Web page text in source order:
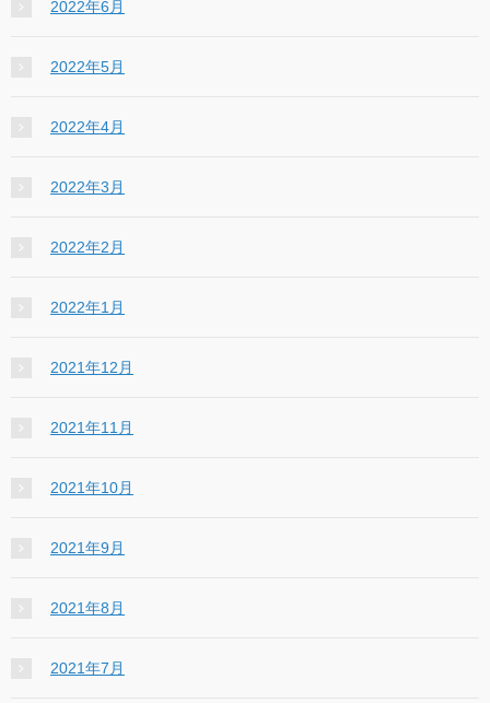
2022年6月
2022年5月
2022年4月
2022年3月
2022年2月
2022年1月
2021年12月
2021年11月
2021年10月
2021年9月
2021年8月
2021年7月